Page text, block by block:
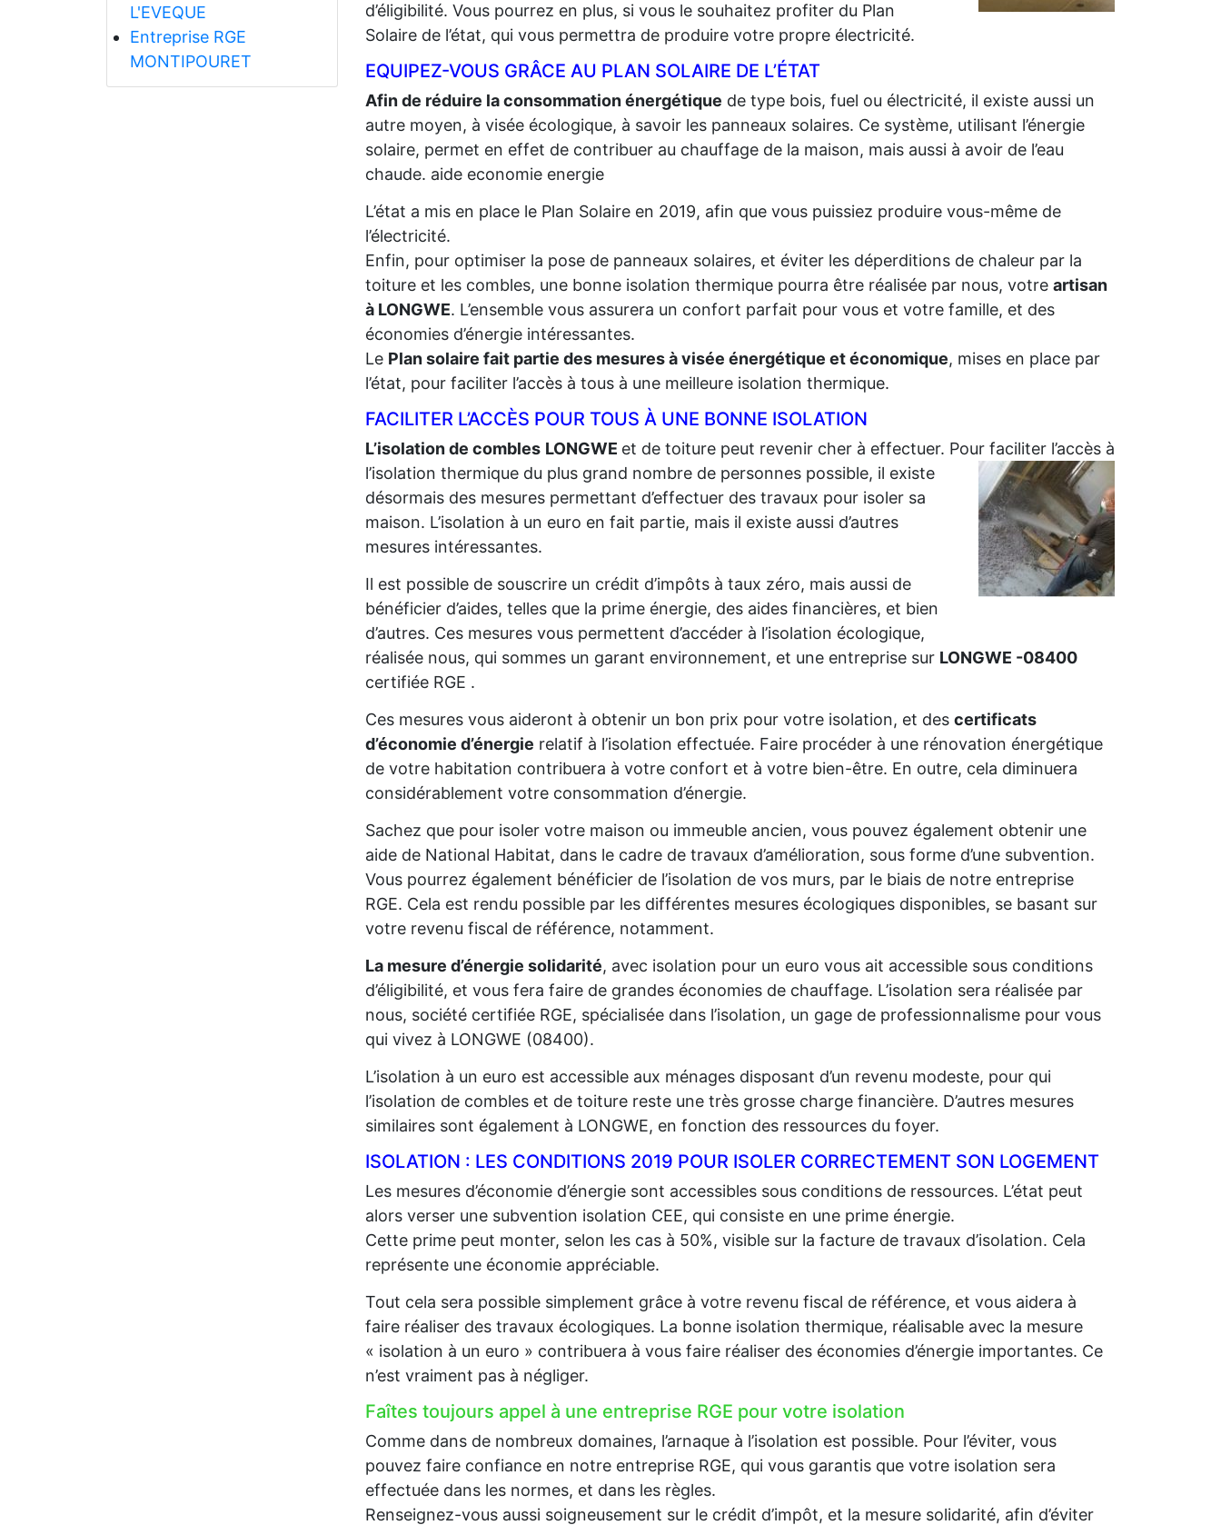
L'EVEQUE
Entreprise RGE
MONTIPOURET
d’éligibilité. Vous pourrez en plus, si vous le souhaitez profiter du Plan
Solaire de l’état, qui vous permettra de produire votre propre électricité.
EQUIPEZ-VOUS GRÂCE AU PLAN SOLAIRE DE L’ÉTAT
Afin de réduire la consommation énergétique de type bois, fuel ou électricité, il existe aussi un
autre moyen, à visée écologique, à savoir les panneaux solaires. Ce système, utilisant l’énergie
solaire, permet en effet de contribuer au chauffage de la maison, mais aussi à avoir de l’eau
chaude. aide economie energie
L’état a mis en place le Plan Solaire en 2019, afin que vous puissiez produire vous-même de
l’électricité.
Enfin, pour optimiser la pose de panneaux solaires, et éviter les déperditions de chaleur par la
toiture et les combles, une bonne isolation thermique pourra être réalisée par nous, votre artisan
à LONGWE. L’ensemble vous assurera un confort parfait pour vous et votre famille, et des
économies d’énergie intéressantes.
Le Plan solaire fait partie des mesures à visée énergétique et économique, mises en place par
l’état, pour faciliter l’accès à tous à une meilleure isolation thermique.
FACILITER L’ACCÈS POUR TOUS À UNE BONNE ISOLATION
L’isolation de combles LONGWE et de toiture peut revenir cher à effectuer. Pour faciliter l’accès à
l’isolation thermique du plus grand nombre de personnes possible, il existe
désormais des mesures permettant d’effectuer des travaux pour isoler sa
maison. L’isolation à un euro en fait partie, mais il existe aussi d’autres
mesures intéressantes.
Il est possible de souscrire un crédit d’impôts à taux zéro, mais aussi de
bénéficier d’aides, telles que la prime énergie, des aides financières, et bien
d’autres. Ces mesures vous permettent d’accéder à l’isolation écologique,
réalisée nous, qui sommes un garant environnement, et une entreprise sur LONGWE -08400
certifiée RGE .
Ces mesures vous aideront à obtenir un bon prix pour votre isolation, et des certificats
d’économie d’énergie relatif à l’isolation effectuée. Faire procéder à une rénovation énergétique
de votre habitation contribuera à votre confort et à votre bien-être. En outre, cela diminuera
considérablement votre consommation d’énergie.
Sachez que pour isoler votre maison ou immeuble ancien, vous pouvez également obtenir une
aide de National Habitat, dans le cadre de travaux d’amélioration, sous forme d’une subvention.
Vous pourrez également bénéficier de l’isolation de vos murs, par le biais de notre entreprise
RGE. Cela est rendu possible par les différentes mesures écologiques disponibles, se basant sur
votre revenu fiscal de référence, notamment.
La mesure d’énergie solidarité, avec isolation pour un euro vous ait accessible sous conditions
d’éligibilité, et vous fera faire de grandes économies de chauffage. L’isolation sera réalisée par
nous, société certifiée RGE, spécialisée dans l’isolation, un gage de professionnalisme pour vous
qui vivez à LONGWE (08400).
L’isolation à un euro est accessible aux ménages disposant d’un revenu modeste, pour qui
l’isolation de combles et de toiture reste une très grosse charge financière. D’autres mesures
similaires sont également à LONGWE, en fonction des ressources du foyer.
ISOLATION : LES CONDITIONS 2019 POUR ISOLER CORRECTEMENT SON LOGEMENT
Les mesures d’économie d’énergie sont accessibles sous conditions de ressources. L’état peut
alors verser une subvention isolation CEE, qui consiste en une prime énergie.
Cette prime peut monter, selon les cas à 50%, visible sur la facture de travaux d’isolation. Cela
représente une économie appréciable.
Tout cela sera possible simplement grâce à votre revenu fiscal de référence, et vous aidera à
faire réaliser des travaux écologiques. La bonne isolation thermique, réalisable avec la mesure
« isolation à un euro » contribuera à vous faire réaliser des économies d’énergie importantes. Ce
n’est vraiment pas à négliger.
Faîtes toujours appel à une entreprise RGE pour votre isolation
Comme dans de nombreux domaines, l’arnaque à l’isolation est possible. Pour l’éviter, vous
pouvez faire confiance en notre entreprise RGE, qui vous garantis que votre isolation sera
effectuée dans les normes, et dans les règles.
Renseignez-vous aussi soigneusement sur le crédit d’impôt, et la mesure solidarité, afin d’éviter